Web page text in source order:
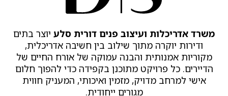
משרד אדריכלות ועיצוב פנים דורית סלע יוצר בתים
ודירות יוקרה מתוך שילוב בין חשיבה אדריכלית,
מקוריות אמנותית והבנה עמוקה של אורח החיים של
הדיירים. כל פרויקט מתוכנן בקפידה כדי להפוך חלום
אישי למרחב מדויק, מזמין ואיכותי, המעניק חווית
מגורים ייחודית.